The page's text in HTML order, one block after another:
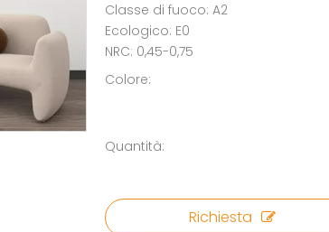
Classe di fuoco: A2
Ecologico: E0
NRC: 0,45-0,75
Colore:
Quantità:
Richiesta